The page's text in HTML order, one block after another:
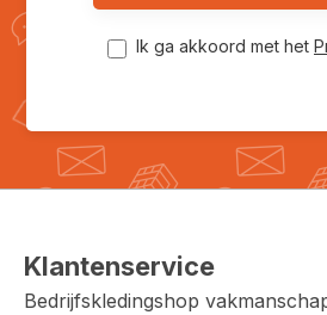
Ik ga akkoord met het
Klantenservice
Bedrijfskledingshop